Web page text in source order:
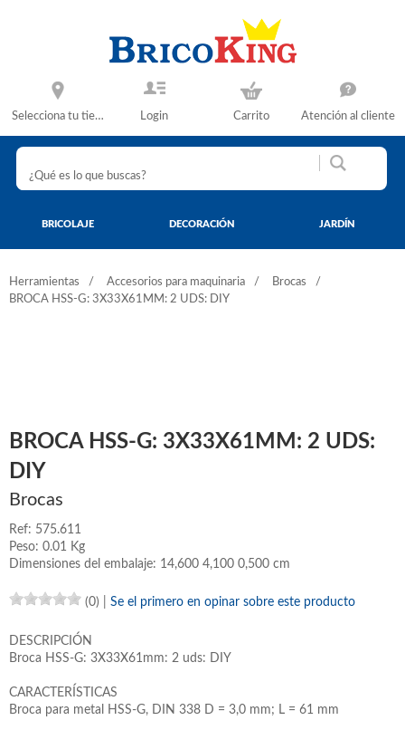
Selecciona tu tienda Login Carrito Atención al cliente
BRICOLAJE DECORACIÓN JARDÍN
Herramientas Accesorios para maquinaria
Brocas
BROCA HSS-G: 3X33X61MM: 2 UDS: DIY
BROCA HSS-G: 3X33X61MM: 2 UDS:
DIY
Brocas
Ref: 575.611
Peso: 0.01 Kg
Dimensiones del embalaje: 14,600 4,100 0,500 cm
(0) Se el primero en opinar sobre este producto
DESCRIPCIÓN
Broca HSS-G: 3X33X61mm: 2 uds: DIY
CARACTERÍSTICAS
Broca para metal HSS-G, DIN 338 D = 3,0 mm; L = 61 mm